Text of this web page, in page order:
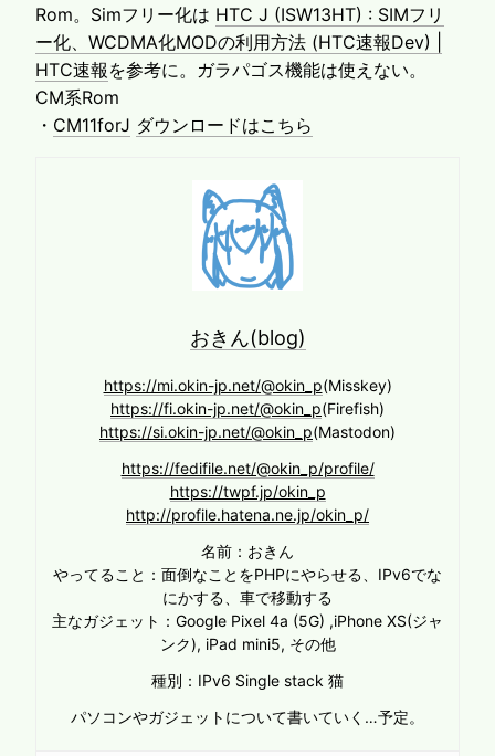
Rom。Simフリー化は HTC J (ISW13HT) : SIMフリ
ー化、WCDMA化MODの利用方法 (HTC速報Dev) |
HTC速報 を参考に。ガラパゴス機能は使えない。
CM系Rom
・ CM11forJ ダウンロードはこちら
おきん(blog)
https://mi.okin-jp.net/@okin_p(Misskey)
https://fi.okin-jp.net/@okin_p(Firefish)
https://si.okin-jp.net/@okin_p(Mastodon)
https://fedifile.net/@okin_p/profile/
https://twpf.jp/okin_p
http://profile.hatena.ne.jp/okin_p/
名前：おきん
やってること：面倒なことをPHPにやらせる、IPv6でな
にかする、車で移動する
主なガジェット：Google Pixel 4a (5G) ,iPhone XS(ジャ
ンク), iPad mini5, その他
種別：IPv6 Single stack 猫
パソコンやガジェットについて書いていく…予定。